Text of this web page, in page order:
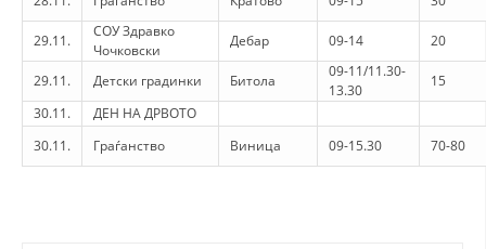
29.11.
СОУ Здравко
Чочковски
Дебар 09-14 20
29.11. Детски градинки Битола
09-11/11.30-
13.30
15
30.11.
ДЕН НА ДРВОТО
30.11.
Граѓанство Виница 09-15.30 70-80